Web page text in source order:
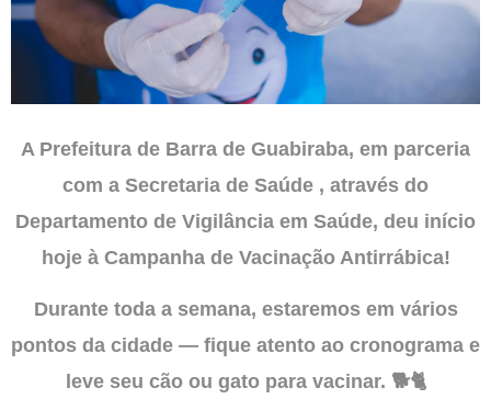
A Prefeitura de Barra de Guabiraba, em parceria
com a Secretaria de Saúde , através do
Departamento de Vigilância em Saúde, deu início
hoje à Campanha de Vacinação Antirrábica!
Durante toda a semana, estaremos em vários
pontos da cidade — fique atento ao cronograma e
leve seu cão ou gato para vacinar. 🐕🐈